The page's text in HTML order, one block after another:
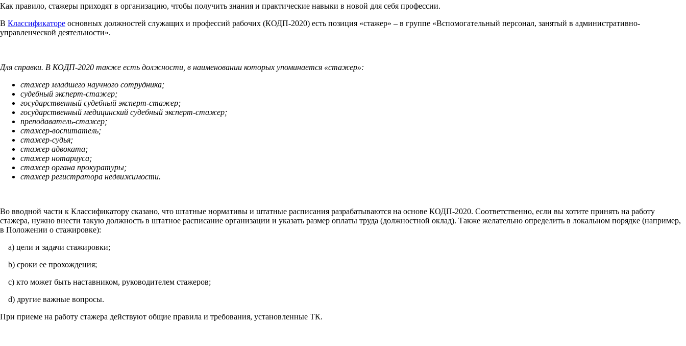
Как правило, стажеры приходят в организацию, чтобы получить знания и практические навыки в новой для себя профессии.
В Классификаторе основных должностей служащих и профессий рабочих (КОДП-2020) есть позиция «стажер» – в группе «Вспомогательный персонал, занятый в административно-
управленческой деятельности».
Для справки. В КОДП-2020 также есть должности, в наименовании которых упоминается «стажер»:
стажер младшего научного сотрудника;
судебный эксперт-стажер;
государственный судебный эксперт-стажер;
государственный медицинский судебный эксперт-стажер;
преподаватель-стажер;
стажер-воспитатель;
стажер-судья;
стажер адвоката;
стажер нотариуса;
стажер органа прокуратуры;
стажер регистратора недвижимости.
Во вводной части к Классификатору сказано, что штатные нормативы и штатные расписания разрабатываются на основе КОДП-2020. Соответственно, если вы хотите принять на работу
стажера, нужно внести такую должность в штатное расписание организации и указать размер оплаты труда (должностной оклад). Также желательно определить в локальном порядке (например,
в Положении о стажировке):
a) цели и задачи стажировки;
b) сроки ее прохождения;
c) кто может быть наставником, руководителем стажеров;
d) другие важные вопросы.
При приеме на работу стажера действуют общие правила и требования, установленные ТК.